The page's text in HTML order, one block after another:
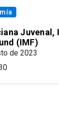
Juvenal,
(IMF)
de 2023